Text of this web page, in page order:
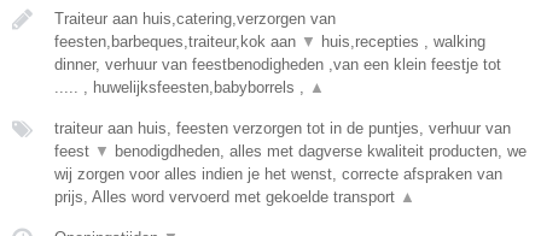
Traiteur aan huis,catering,verzorgen van
feesten,barbeques,traiteur,kok aan ▼ huis,recepties , walking
dinner, verhuur van feestbenodigheden ,van een klein feestje tot
..... , huwelijksfeesten,babyborrels ,
▲
traiteur aan huis, feesten verzorgen tot in de puntjes, verhuur van
feest ▼ benodigdheden, alles met dagverse kwaliteit producten, we
wij zorgen voor alles indien je het wenst, correcte afspraken van
prijs, Alles word vervoerd met gekoelde transport ▲